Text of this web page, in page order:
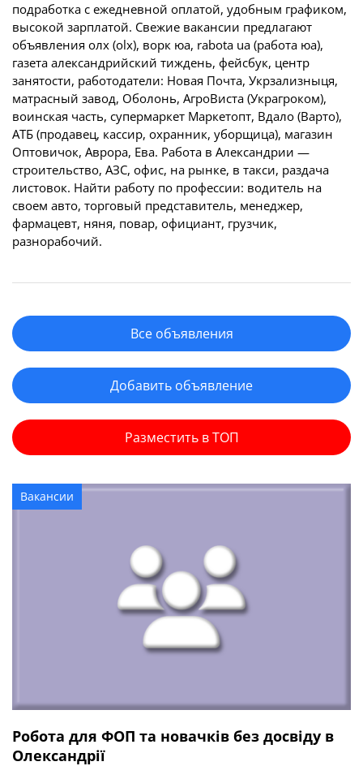
подработка с ежедневной оплатой, удобным графиком,
высокой зарплатой. Свежие вакансии предлагают
объявления олх (olx), ворк юа, rabota ua (работа юа),
газета александрийский тиждень, фейсбук, центр
занятости, работодатели: Новая Почта, Укрзализныця,
матрасный завод, Оболонь, АгроВиста (Украгроком),
воинская часть, супермаркет Маркетопт, Вдало (Варто),
АТБ (продавец, кассир, охранник, уборщица), магазин
Оптовичок, Аврора, Ева. Работа в Александрии —
строительство, АЗС, офис, на рынке, в такси, раздача
листовок. Найти работу по профессии: водитель на
своем авто, торговый представитель, менеджер,
фармацевт, няня, повар, официант, грузчик,
разнорабочий.
Все объявления
Добавить объявление
Разместить в ТОП
Вакансии
Робота для ФОП та новачків без досвіду в
Олександрії